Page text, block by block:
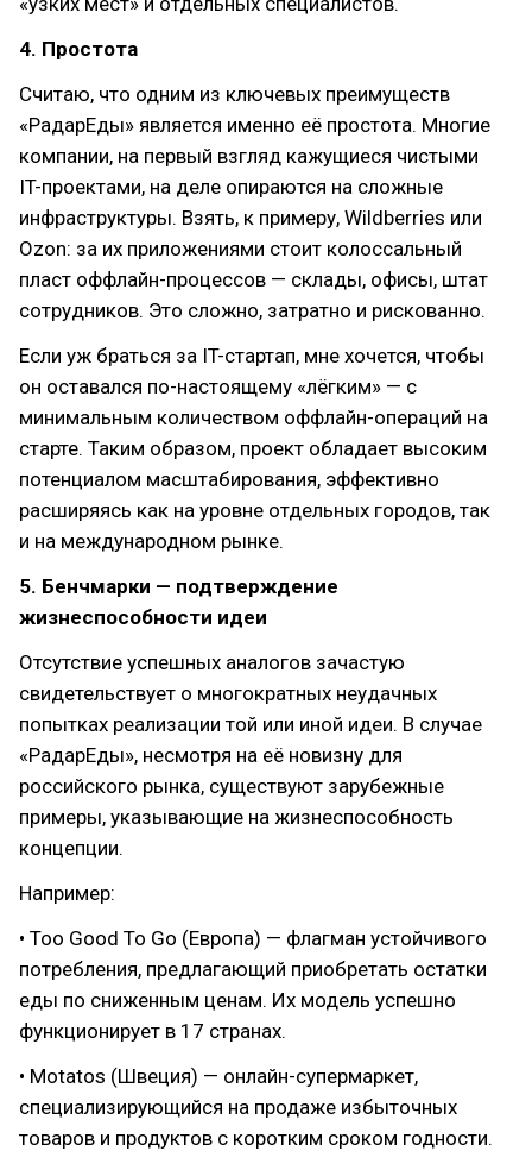
4. Простота
Считаю, что одним из ключевых преимуществ
«РадарЕды» является именно её простота. Многие
компании, на первый взгляд кажущиеся чистыми
IT-проектами, на деле опираются на сложные
инфраструктуры. Взять, к примеру, Wildberries или
Ozon: за их приложениями стоит колоссальный
пласт оффлайн-процессов — склады, офисы, штат
сотрудников. Это сложно, затратно и рискованно.
Если уж браться за IT-стартап, мне хочется, чтобы
он оставался по-настоящему «лёгким» — с
минимальным количеством оффлайн-операций на
старте. Таким образом, проект обладает высоким
потенциалом масштабирования, эффективно
расширяясь как на уровне отдельных городов, так
и на международном рынке.
5. Бенчмарки — подтверждение
жизнеспособности идеи
Отсутствие успешных аналогов зачастую
свидетельствует о многократных неудачных
попытках реализации той или иной идеи. В случае
«РадарЕды», несмотря на её новизну для
российского рынка, существуют зарубежные
примеры, указывающие на жизнеспособность
концепции.
Например:
• Too Good To Go (Европа) — флагман устойчивого
потребления, предлагающий приобретать остатки
еды по сниженным ценам. Их модель успешно
функционирует в 17 странах.
• Motatos (Швеция) — онлайн-супермаркет,
специализирующийся на продаже избыточных
товаров и продуктов с коротким сроком годности.